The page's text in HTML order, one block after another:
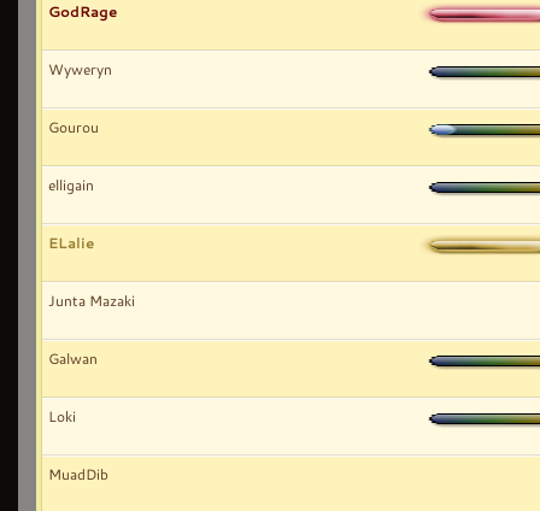
GodRage
Wyweryn
Gourou
elligain
ELalie
Junta Mazaki
Galwan
Loki
MuadDib